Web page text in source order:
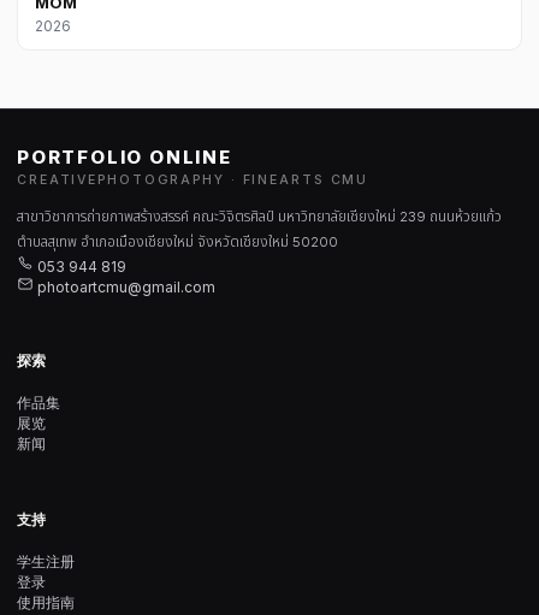
2026
PORTFOLIO ONLINE
CREATIVEPHOTOGRAPHY · FINEARTS CMU
สาขาวิชาการถ่ายภาพสร้างสรรค์ คณะวิจิตรศิลป์ มหาวิทยาลัยเชียงใหม่ 239 ถนนห้วยแก้ว
ตำบลสุเทพ อำเภอเมืองเชียงใหม่ จังหวัดเชียงใหม่ 50200
053 944 819
photoartcmu@gmail.com
探索
作品集
展览
新闻
支持
学生注册
登录
使用指南